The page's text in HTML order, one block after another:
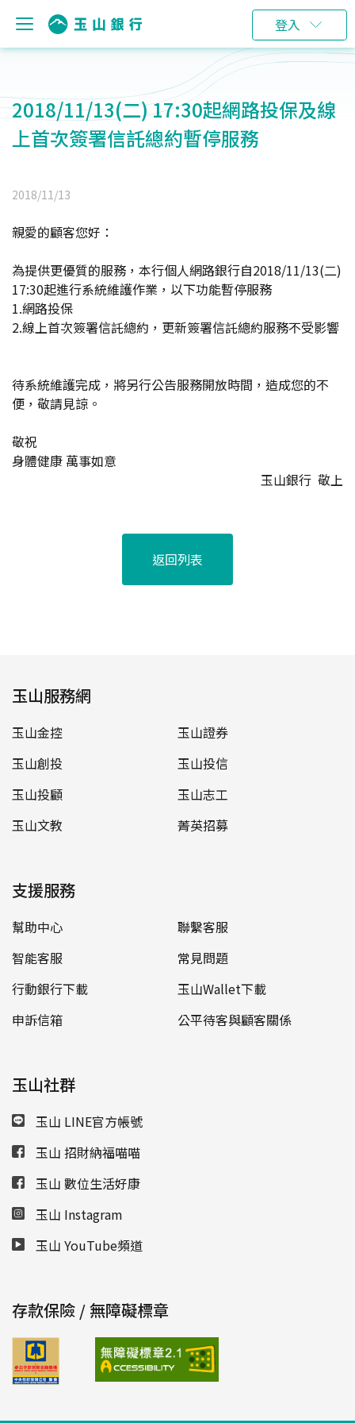
登入
2018/11/13(二) 17:30起網路投保及線
上首次簽署信託總約暫停服務
2018/11/13
親愛的顧客您好：
為提供更優質的服務，本行個人網路銀行自2018/11/13(二)
17:30起進行系統維護作業，以下功能暫停服務
1.網路投保
2.線上首次簽署信託總約，更新簽署信託總約服務不受影響
待系統維護完成，將另行公告服務開放時間，造成您的不
便，敬請見諒。
敬祝
身體健康 萬事如意
玉山銀行 敬上
返回列表
玉山服務網
玉山金控
玉山證券
玉山創投
玉山投信
玉山投顧
玉山志工
玉山文教
菁英招募
支援服務
幫助中心
聯繫客服
智能客服
常見問題
行動銀行下載
玉山Wallet下載
申訴信箱
公平待客與顧客關係
玉山社群
玉山 LINE官方帳號
玉山 招財納福喵喵
玉山 數位生活好康
玉山 Instagram
玉山 YouTube頻道
存款保險 / 無障礙標章